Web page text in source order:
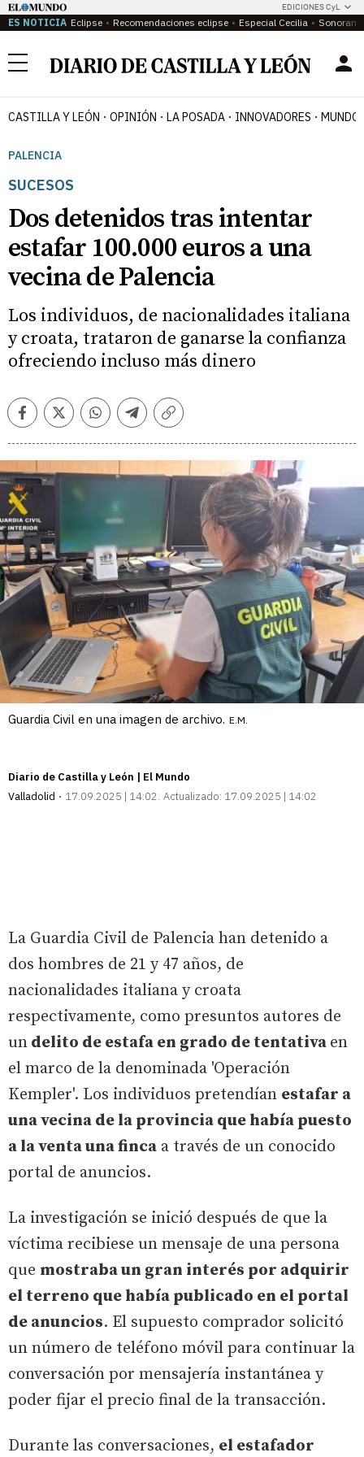
EDICIONES CyL
ES NOTICIA Eclipse Recomendaciones eclipse Especial Cecilia
Menú
CASTILLA Y LEÓN OPINIÓN LA POSADA INNOVADORES MUNDO
PALENCIA
SUCESOS
Dos detenidos tras intentar
estafar 100.000 euros a una
vecina de Palencia
Los individuos, de nacionalidades italiana
y croata, trataron de ganarse la confianza
ofreciendo incluso más dinero
FacebookTwitterWhatsappTelegramCopiar
Guardia Civil en una imagen de archivo. E.M.
Diario de Castilla y León | El Mundo
Valladolid
17.09.2025 | 14:02 Actualizado: 17.09.2025 | 14:02
La Guardia Civil de Palencia han detenido a
dos hombres de 21 y 47 años, de
nacionalidades italiana y croata
respectivamente, como presuntos autores de
un delito de estafa en grado de tentativa en
el marco de la denominada 'Operación
Kempler'. Los individuos pretendían estafar a
una vecina de la provincia que había puesto
a la venta una finca a través de un conocido
portal de anuncios.
La investigación se inició después de que la
víctima recibiese un mensaje de una persona
que mostraba un gran interés por adquirir
el terreno que había publicado en el portal
de anuncios. El supuesto comprador solicitó
un número de teléfono móvil para continuar la
conversación por mensajería instantánea y
poder fijar el precio final de la transacción.
Durante las conversaciones, el estafador